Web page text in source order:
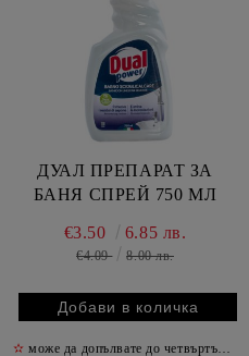
ДУАЛ ПРЕПАРАТ ЗА
БАНЯ СПРЕЙ 750 МЛ
€3.50 6.85 лв.
€4.09 8.00 лв.
✫ може да допълвате до четвъртък включително